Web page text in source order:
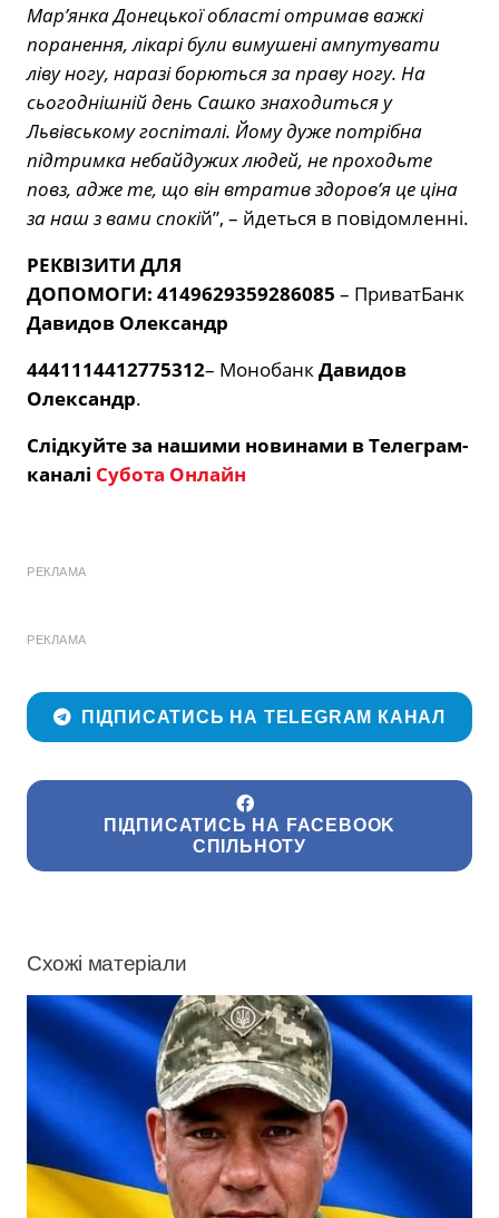
Мар’янка Донецької області отримав важкі
поранення, лікарі були вимушені ампутувати
ліву ногу, наразі борються за праву ногу. На
сьогоднішній день Сашко знаходиться у
Львівському госпіталі. Йому дуже потрібна
підтримка небайдужих людей, не проходьте
повз, адже те, що він втратив здоров’я це ціна
за наш з вами спокій”, – йдеться в повідомленні.
РЕКВІЗИТИ ДЛЯ
ДОПОМОГИ: 4149629359286085 – ПриватБанк
Давидов Олександр
4441114412775312– Монобанк Давидов
Олександр.
Слідкуйте за нашими новинами в Телеграм-
каналі Субота Онлайн
РЕКЛАМА
РЕКЛАМА
ПІДПИСАТИСЬ НА TELEGRAM КАНАЛ
ПІДПИСАТИСЬ НА FACEBOOK
СПІЛЬНОТУ
Схожі матеріали